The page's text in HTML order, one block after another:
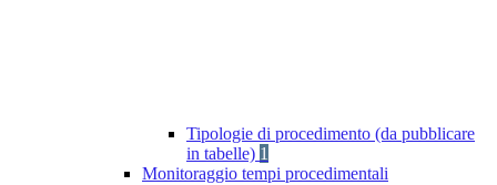
Tipologie di procedimento (da pubblicare
in tabelle) 1
Monitoraggio tempi procedimentali